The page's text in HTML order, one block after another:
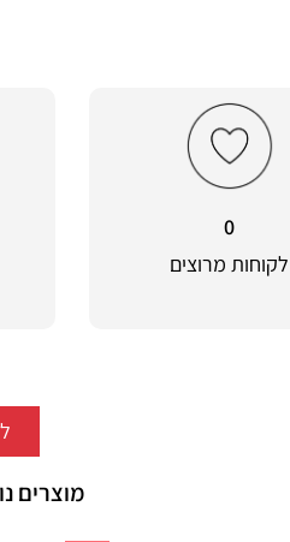
0
לקוחות מרוצים
מוצרים